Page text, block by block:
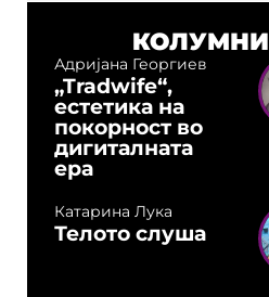
КОЛУМНИ
Адријана Георгиев
„Tradwife“,
естетика на
покорност во
дигиталната
ера
Катарина Лука
Телото слуша